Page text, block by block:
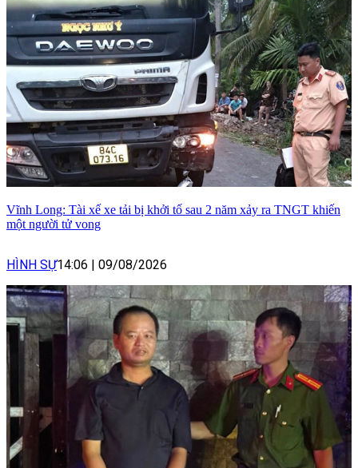
Vĩnh Long: Tài xế xe tải bị khởi tố sau 2 năm xảy ra TNGT khiến
một người tử vong
HÌNH SỰ14:06 | 09/08/2026